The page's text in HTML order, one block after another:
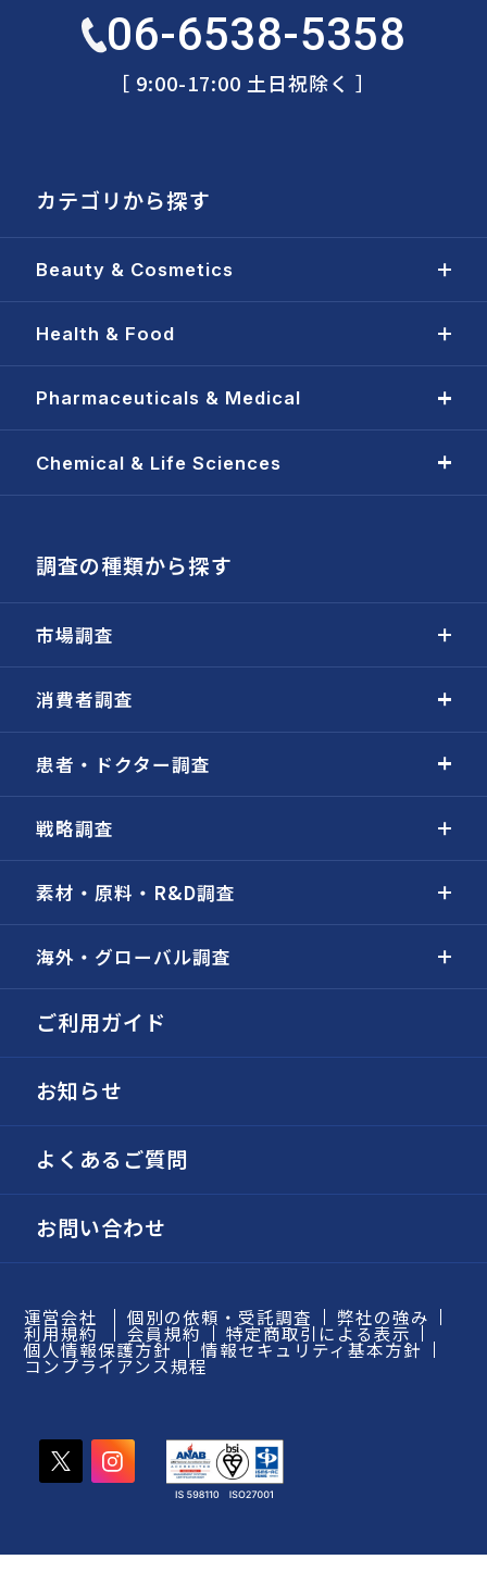
06-6538-5358
［ 9:00-17:00 土日祝除く ］
カテゴリから探す
Beauty & Cosmetics
Health & Food
Pharmaceuticals & Medical
Chemical & Life Sciences
調査の種類から探す
市場調査
消費者調査
患者・ドクター調査
戦略調査
素材・原料・R&D調査
海外・グローバル調査
ご利用ガイド
お知らせ
よくあるご質問
お問い合わせ
運営会社 個別の依頼・受託調査 弊社の強み
利用規約 会員規約 特定商取引による表示
個人情報保護方針 情報セキュリティ基本方針
コンプライアンス規程